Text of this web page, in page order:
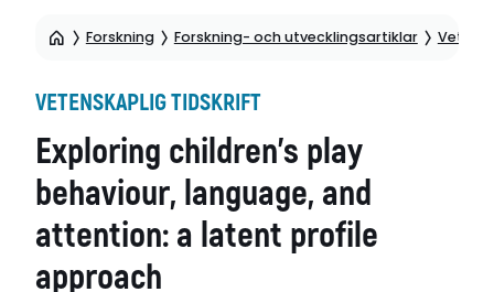
Forskning Forskning- och utvecklingsartiklar
VETENSKAPLIG TIDSKRIFT
Exploring children’s play
behaviour, language, and
attention: a latent profile
approach